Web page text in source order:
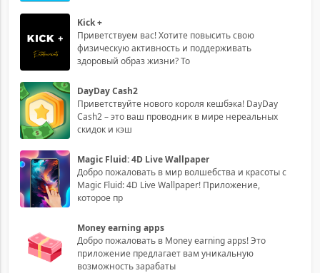
Kick +
Приветствуем вас! Хотите повысить свою
физическую активность и поддерживать
здоровый образ жизни? То
DayDay Cash2
Приветствуйте нового короля кешбэка! DayDay
Cash2 – это ваш проводник в мире нереальных
скидок и кэш
Magic Fluid: 4D Live Wallpaper
Добро пожаловать в мир волшебства и красоты с
Magic Fluid: 4D Live Wallpaper! Приложение,
которое пр
Money earning apps
Добро пожаловать в Money earning apps! Это
приложение предлагает вам уникальную
возможность зарабаты